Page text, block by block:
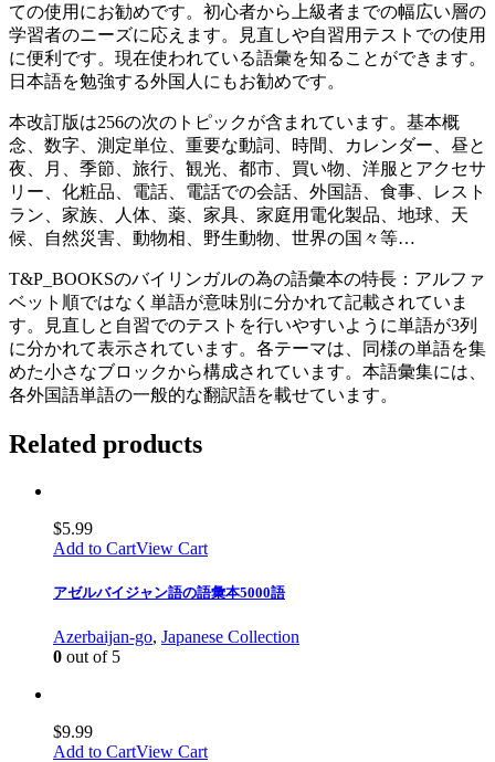
ての使用にお勧めです。初心者から上級者までの幅広い層の
学習者のニーズに応えます。見直しや自習用テストでの使用
に便利です。現在使われている語彙を知ることができます。
日本語を勉強する外国人にもお勧めです。
本改訂版は256の次のトピックが含まれています。基本概
念、数字、測定単位、重要な動詞、時間、カレンダー、昼と
夜、月、季節、旅行、観光、都市、買い物、洋服とアクセサ
リー、化粧品、電話、電話での会話、外国語、食事、レスト
ラン、家族、人体、薬、家具、家庭用電化製品、地球、天
候、自然災害、動物相、野生動物、世界の国々等…
T&P_BOOKSのバイリンガルの為の語彙本の特長：アルファ
ベット順ではなく単語が意味別に分かれて記載されていま
す。見直しと自習でのテストを行いやすいように単語が3列
に分かれて表示されています。各テーマは、同様の単語を集
めた小さなブロックから構成されています。本語彙集には、
各外国語単語の一般的な翻訳語を載せています。
Related products
$5.99
Add to CartView Cart
アゼルバイジャン語の語彙本5000語
Azerbaijan-go, Japanese Collection
0 out of 5
$9.99
Add to CartView Cart